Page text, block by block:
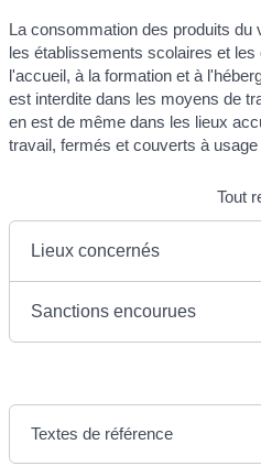
La consommation des produits du
les établissements scolaires et
l'accueil, à la formation et à
est interdite dans les moyens de
en est de même dans les lieux
travail, fermés et couverts à usage
Tout
Lieux concernés
Sanctions encourues
Textes de référence